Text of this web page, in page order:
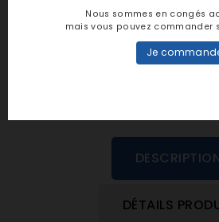
personne n'a encore posté d'avis
dans cette langue
DÉTAILS
Nous sommes en congés
mais vous pouvez commander
Je